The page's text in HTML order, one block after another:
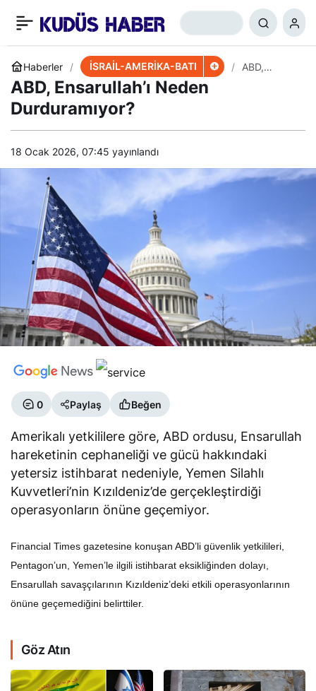
Haberler İSRAİL-AMERİKA-BATI
​​​​​​​ABD,
​​​​​​​ABD, Ensarullah’ı Neden
Durduramıyor?
18 Ocak 2026, 07:45 yayınlandı
0 Paylaş Beğen
Amerikalı yetkililere göre, ABD ordusu, Ensarullah
hareketinin cephaneliği ve gücü hakkındaki
yetersiz istihbarat nedeniyle, Yemen Silahlı
Kuvvetleri’nin Kızıldeniz’de gerçekleştirdiği
operasyonların önüne geçemiyor.
Financial Times gazetesine konuşan ABD’li güvenlik yetkilileri,
Pentagon’un, Yemen’le ilgili istihbarat eksikliğinden dolayı,
Ensarullah savaşçılarının Kızıldeniz’deki etkili operasyonlarının
önüne geçemediğini belirttiler.
Göz Atın
CENCTOM Komutanı
İsrail Savaş Bakanı’yla
Görüştü
+ 0 Paylaş